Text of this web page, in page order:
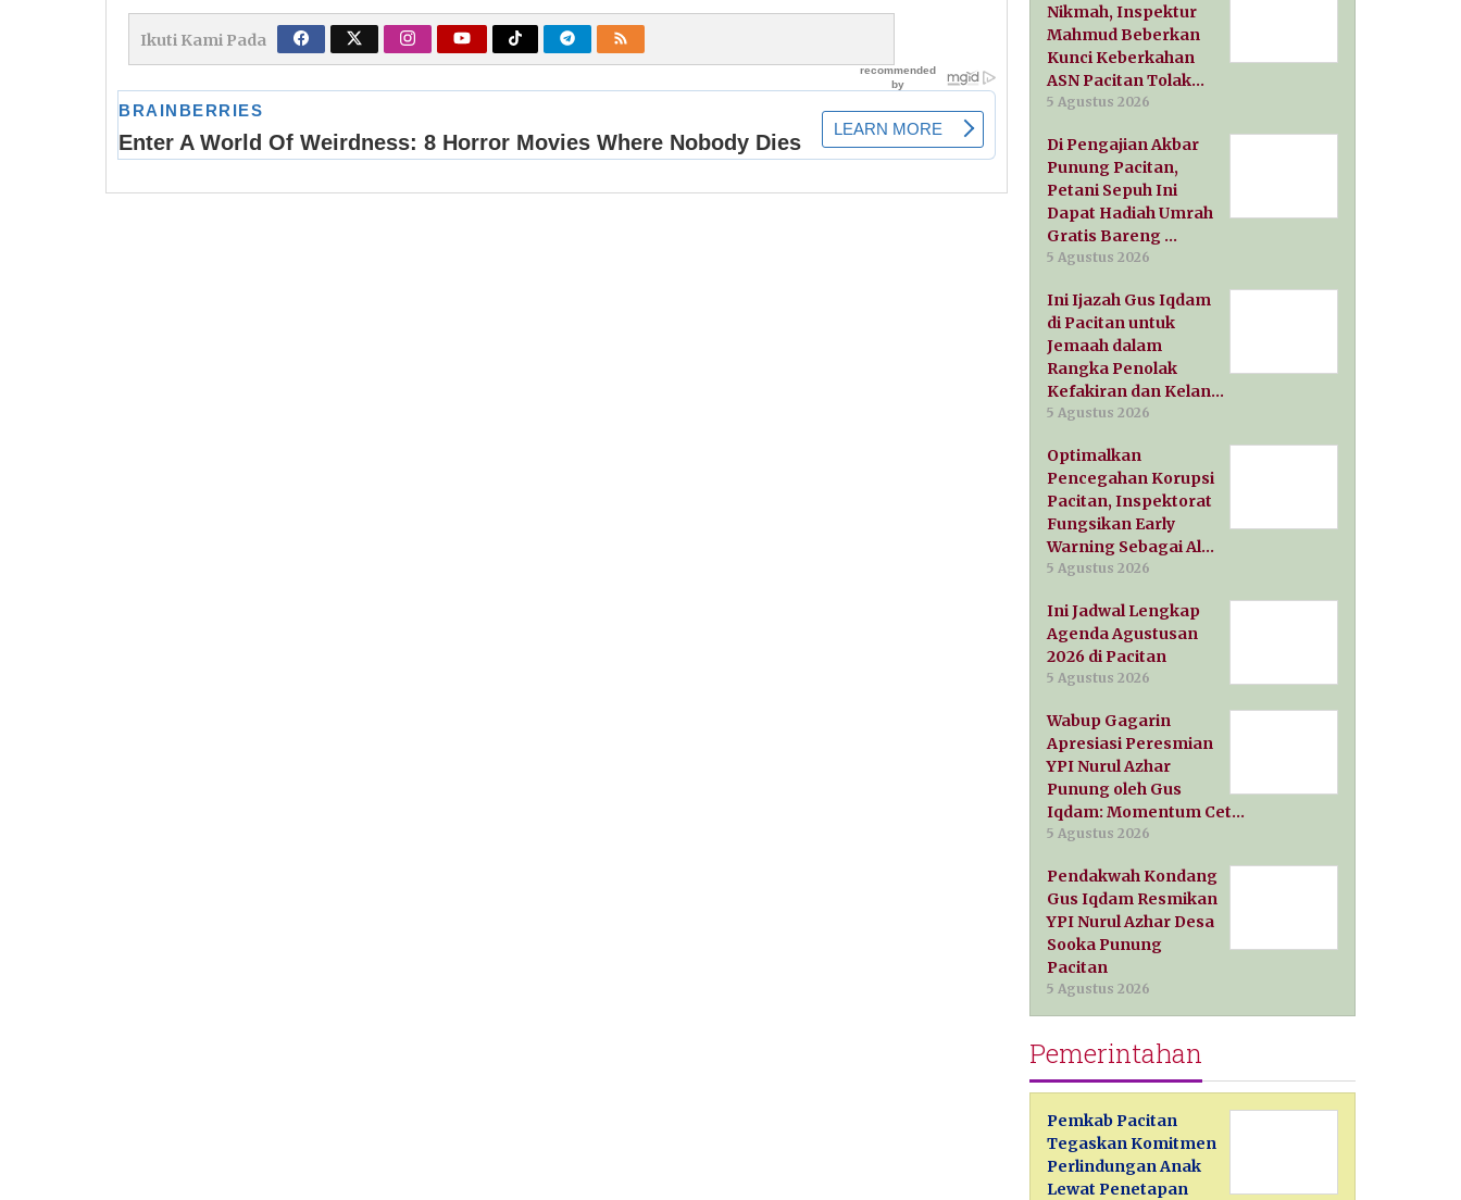
Ikuti Kami Pada
Nikmah, Inspektur
Mahmud Beberkan
Kunci Keberkahan
ASN Pacitan Tolak…
5 Agustus 2026
Di Pengajian Akbar
Punung Pacitan,
Petani Sepuh Ini
Dapat Hadiah Umrah
Gratis Bareng …
5 Agustus 2026
Ini Ijazah Gus Iqdam
di Pacitan untuk
Jemaah dalam
Rangka Penolak
Kefakiran dan Kelan…
5 Agustus 2026
Optimalkan
Pencegahan Korupsi
Pacitan, Inspektorat
Fungsikan Early
Warning Sebagai Al…
5 Agustus 2026
Ini Jadwal Lengkap
Agenda Agustusan
2026 di Pacitan
5 Agustus 2026
Wabup Gagarin
Apresiasi Peresmian
YPI Nurul Azhar
Punung oleh Gus
Iqdam: Momentum Cet…
5 Agustus 2026
Pendakwah Kondang
Gus Iqdam Resmikan
YPI Nurul Azhar Desa
Sooka Punung
Pacitan
5 Agustus 2026
Pemerintahan
Pemkab Pacitan
Tegaskan Komitmen
Perlindungan Anak
Lewat Penetapan